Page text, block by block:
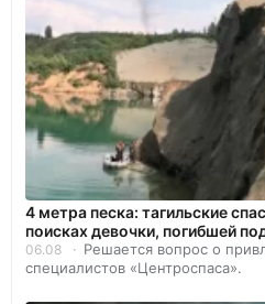
4 метра песка: тагильские
поисках девочки, погибшей
06.08
Решается вопрос о
специалистов «Центроспаса».